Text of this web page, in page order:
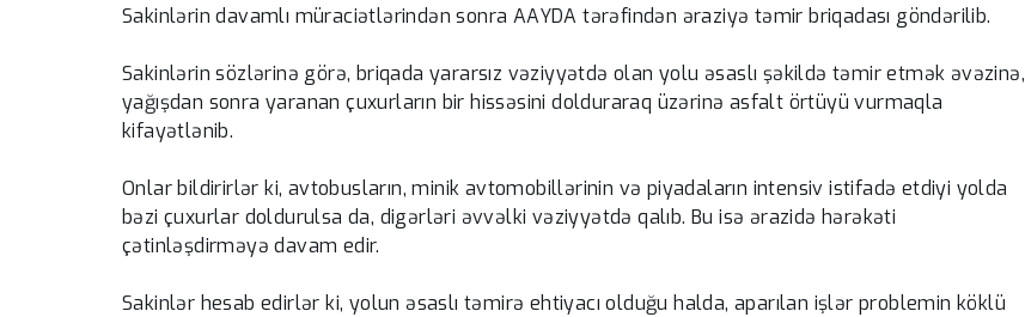
Sakinlərin davamlı müraciətlərindən sonra AAYDA tərəfindən əraziyə təmir briqadası göndərilib.
Sakinlərin sözlərinə görə, briqada yararsız vəziyyətdə olan yolu əsaslı şəkildə təmir etmək əvəzinə,
yağışdan sonra yaranan çuxurların bir hissəsini dolduraraq üzərinə asfalt örtüyü vurmaqla
kifayətlənib.
Onlar bildirirlər ki, avtobusların, minik avtomobillərinin və piyadaların intensiv istifadə etdiyi yolda
bəzi çuxurlar doldurulsa da, digərləri əvvəlki vəziyyətdə qalıb. Bu isə ərazidə hərəkəti
çətinləşdirməyə davam edir.
Sakinlər hesab edirlər ki, yolun əsaslı təmirə ehtiyacı olduğu halda, aparılan işlər problemin köklü